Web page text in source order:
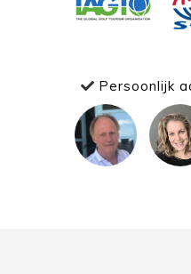
Persoonlijk